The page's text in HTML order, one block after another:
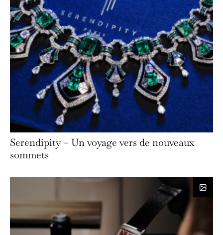
Serendipity – Un voyage vers de nouveaux
sommets